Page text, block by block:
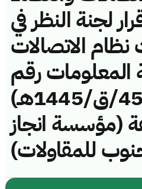
لجنة النظر في
نظام الاتصالات
المعلومات رقم
(45114328/ق/1445هـ)
(مؤسسة انجاز
للمقاولات)